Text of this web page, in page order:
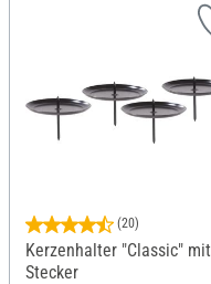
(20)
Kerzenhalter "Classic" mit
Stecker